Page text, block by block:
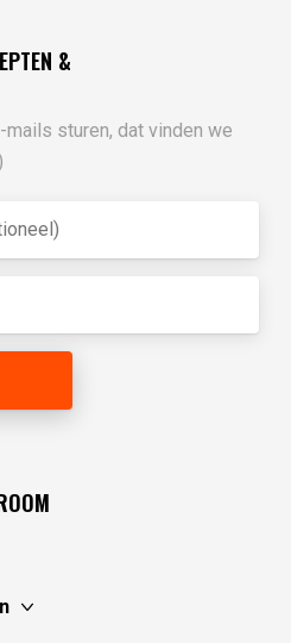
&
sturen, dat vinden we